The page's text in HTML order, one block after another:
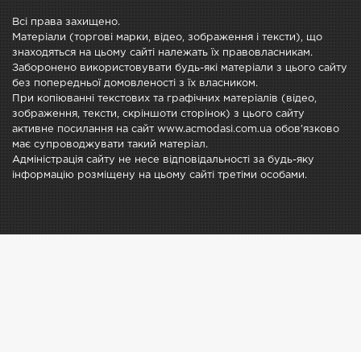
Всі права захищено.
Матеріали (торгові марки, відео, зображення і тексти), що
знаходяться на цьому сайті належать їх правовласникам.
Заборонено використовувати будь-які матеріали з цього сайту
без попередньої домовленості з їх власником.
При копіюванні текстових та графічних матеріалів (відео,
зображення, тексти, скріншоти сторінок) з цього сайту
активне посилання на сайт www.acmodasi.com.ua обов'язково
має супроводжувати такий матеріал.
Адміністрація сайту не несе відповідальності за будь-яку
інформацію розміщену на цьому сайті третіми особами.